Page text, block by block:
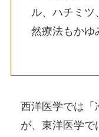
ル、ハチミツ
然療法もかゆ
西洋医学では「
が、東洋医学で